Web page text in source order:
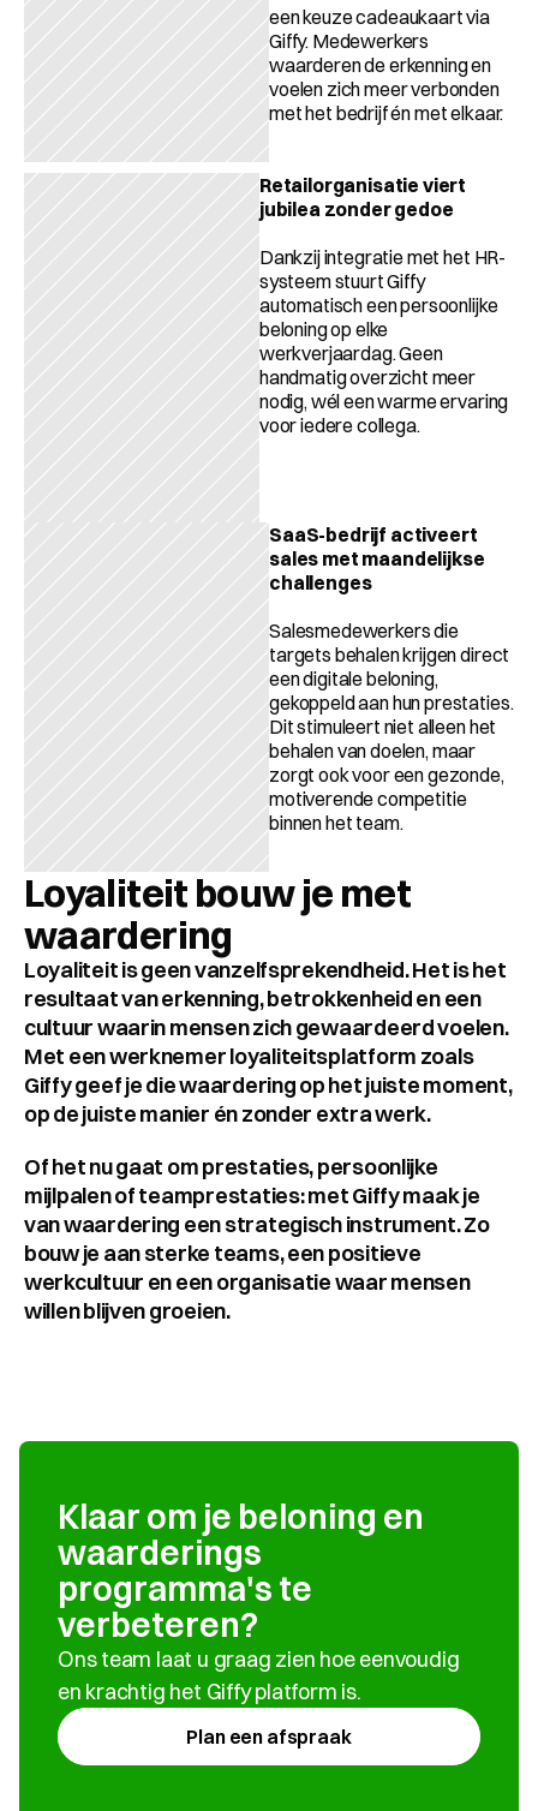
een keuze cadeaukaart via
Giffy. Medewerkers
waarderen de erkenning en
voelen zich meer verbonden
met het bedrijf én met elkaar.
Retailorganisatie viert
jubilea zonder gedoe
Dankzij integratie met het HR-
systeem stuurt Giffy
automatisch een persoonlijke
beloning op elke
werkverjaardag. Geen
handmatig overzicht meer
nodig, wél een warme ervaring
voor iedere collega.
SaaS-bedrijf activeert
sales met maandelijkse
challenges
Salesmedewerkers die
targets behalen krijgen direct
een digitale beloning,
gekoppeld aan hun prestaties.
Dit stimuleert niet alleen het
behalen van doelen, maar
zorgt ook voor een gezonde,
motiverende competitie
binnen het team.
Loyaliteit bouw je met
waardering
Loyaliteit is geen vanzelfsprekendheid. Het is het
resultaat van erkenning, betrokkenheid en een
cultuur waarin mensen zich gewaardeerd voelen.
Met een werknemer loyaliteitsplatform zoals
Giffy geef je die waardering op het juiste moment,
op de juiste manier én zonder extra werk.
Of het nu gaat om prestaties, persoonlijke
mijlpalen of teamprestaties: met Giffy maak je
van waardering een strategisch instrument. Zo
bouw je aan sterke teams, een positieve
werkcultuur en een organisatie waar mensen
willen blijven groeien.
Klaar om je beloning en
waarderings
programma's te
verbeteren?
Ons team laat u graag zien hoe eenvoudig
en krachtig het Giffy platform is.
Plan een afspraak